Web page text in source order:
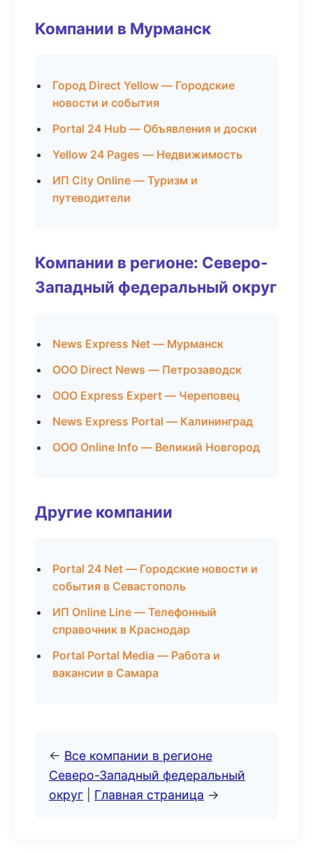
Компании в Мурманск
Город Direct Yellow — Городские
новости и события
Portal 24 Hub — Объявления и доски
Yellow 24 Pages — Недвижимость
ИП City Online — Туризм и
путеводители
Компании в регионе: Северо-
Западный федеральный округ
News Express Net — Мурманск
ООО Direct News — Петрозаводск
ООО Express Expert — Череповец
News Express Portal — Калининград
ООО Online Info — Великий Новгород
Другие компании
Portal 24 Net — Городские новости и
события в Севастополь
ИП Online Line — Телефонный
справочник в Краснодар
Portal Portal Media — Работа и
вакансии в Самара
← Все компании в регионе
Северо-Западный федеральный
округ
Главная страница →